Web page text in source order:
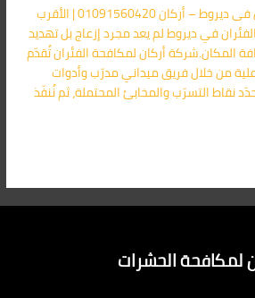
🐀 شركة مكافحة الفئران فى ديروط – أركان 01091560420 | الأقرب
في ديروط لم يعد مجرد إزعاج بل تهديد
المكان.شركة أركان لمكافحة الفئران تُقدّم
من خلال فريق ميداني مدرّب وأدوات
نقاط التسرّب والمخابئ المحتملة، ثم نُنفّذ
لمكافحة الحشرات